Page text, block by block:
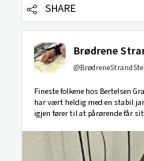
SHARE
Brødrene
Fineste folkene hos Bertelsen
har vært heldig med en stabil
igjen fører til at pårørende får